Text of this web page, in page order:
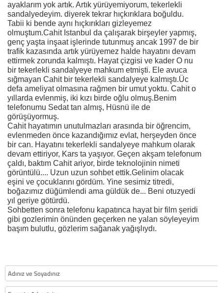
ayaklarım yok artık. Artık yürüyemiyorum, tekerlekli
sandalyedeyim. diyerek tekrar hıçkırıklara boğuldu.
Tabii ki bende aynı hıçkırıkları gizleyemez
olmuştum.Cahit Istanbul da çalışarak birşeyler yapmış,
genç yaşta inşaat işlerinde tutunmuş ancak 1997 de bir
trafik kazasında artık yürüyemez halde hayatını devam
ettirmek zorunda kalmıştı. Hayat çizgisi ve kader O nu
bir tekerlekli sandalyeye mahkum etmişti. Ele avuca
sığmayan Cahit bir tekerlekli sandalyeye kalmıştı.Üc
defa ameliyat olmasına rağmen bir umut yoktu. Cahit o
yıllarda evlenmiş, iki kızı birde oğlu olmuş.Benim
telefonumu Sedat tan almış, Hüsnü ile de
görüşüyormuş.
Cahit hayatımın unutulmazları arasında bir öğrencim,
evlenmeden önce kazandığımız evlat, herşeyden önce
bir can. Hayatını tekerlekli sandalyeye mahkum olarak
devam ettiriyor, Kars ta yaşıyor. Geçen akşam telefonum
çaldı, baktım Cahit ariyor, birde teknolojinin nimeti
görüntülü.... Uzun uzun sohbet ettik.Gelinim olacak
eşini ve çocuklarını gördüm. Yine sesimiz titredi,
boğazımız düğümlendi ama güldük de... Beni otuzyedi
yıl geriye götürdü.
Sohbetten sonra telefonu kapatınca hayat bir film şeridi
gibi gozlerimin önünden geçerken ne yalan söyleyeyim
başım bulutlu, gözlerim sağanak yağışlıydı.